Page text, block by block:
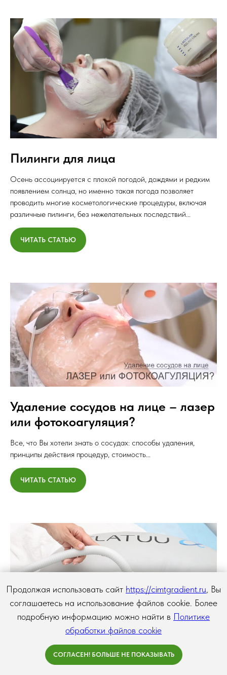
Пилинги для лица
Осень ассоциируется с плохой погодой, дождями и редким
появлением солнца, но именно такая погода позволяет
проводить многие косметологические процедуры, включая
различные пилинги, без нежелательных последствий...
ЧИТАТЬ СТАТЬЮ
Удаление сосудов на лице – лазер
или фотокоагуляция?
Все, что Вы хотели знать о сосудах: способы удаления,
принципы действия процедур, стоимость...
ЧИТАТЬ СТАТЬЮ
Криолиполиз – что это такое и как
Продолжая использовать сайт https://cimtgradient.ru, Вы
соглашаетесь на использование файлов cookie. Более
подробную информацию можно найти в Политике
обработки файлов cookie
СОГЛАСЕН! БОЛЬШЕ НЕ ПОКАЗЫВАТЬ